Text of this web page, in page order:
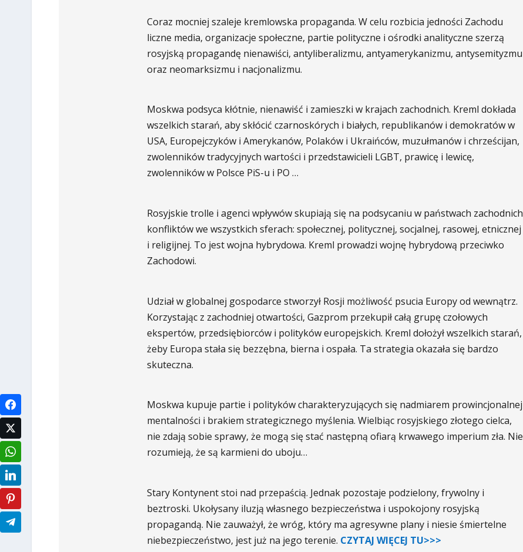
Coraz mocniej szaleje kremlowska propaganda. W celu rozbicia jedności Zachodu
liczne media, organizacje społeczne, partie polityczne i ośrodki analityczne szerzą
rosyjską propagandę nienawiści, antyliberalizmu, antyamerykanizmu, antysemityzmu
oraz neomarksizmu i nacjonalizmu.
Moskwa podsyca kłótnie, nienawiść i zamieszki w krajach zachodnich. Kreml dokłada
wszelkich starań, aby skłócić czarnoskórych i białych, republikanów i demokratów w
USA, Europejczyków i Amerykanów, Polaków i Ukraińców, muzułmanów i chrześcijan,
zwolenników tradycyjnych wartości i przedstawicieli LGBT, prawicę i lewicę,
zwolenników w Polsce PiS-u i PO …
Rosyjskie trolle i agenci wpływów skupiają się na podsycaniu w państwach zachodnich
konfliktów we wszystkich sferach: społecznej, politycznej, socjalnej, rasowej, etnicznej
i religijnej. To jest wojna hybrydowa. Kreml prowadzi wojnę hybrydową przeciwko
Zachodowi.
Udział w globalnej gospodarce stworzył Rosji możliwość psucia Europy od wewnątrz.
Korzystając z zachodniej otwartości, Gazprom przekupił całą grupę czołowych
ekspertów, przedsiębiorców i polityków europejskich. Kreml dołożył wszelkich starań,
żeby Europa stała się bezzębna, bierna i ospała. Ta strategia okazała się bardzo
skuteczna.
Moskwa kupuje partie i polityków charakteryzujących się nadmiarem prowincjonalnej
mentalności i brakiem strategicznego myślenia. Wielbiąc rosyjskiego złotego cielca,
nie zdają sobie sprawy, że mogą się stać następną ofiarą krwawego imperium zła. Nie
rozumieją, że są karmieni do uboju…
Stary Kontynent stoi nad przepaścią. Jednak pozostaje podzielony, frywolny i
beztroski. Ukołysany iluzją własnego bezpieczeństwa i uspokojony rosyjską
propagandą. Nie zauważył, że wróg, który ma agresywne plany i niesie śmiertelne
niebezpieczeństwo, jest już na jego terenie. CZYTAJ WIĘCEJ TU>>>